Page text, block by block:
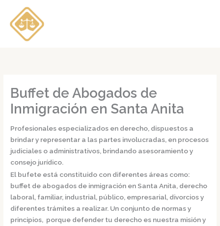
contenido
Buffet de Abogados de
Inmigración en Santa Anita
Profesionales especializados en derecho, dispuestos a
brindar y representar a las partes involucradas, en procesos
judiciales o administrativos, brindando asesoramiento y
consejo jurídico.
El bufete está constituido con diferentes áreas como:
buffet de abogados de inmigración en Santa Anita, derecho
laboral, familiar, industrial, público, empresarial, divorcios y
diferentes trámites a realizar. Un conjunto de normas y
principios, porque defender tu derecho es nuestra misión y